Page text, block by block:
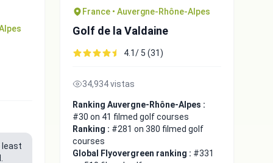
least
France • Auvergne-Rhône-Alpes
Golf de la Valdaine
4.1/ 5 (31)
34,934 vistas
Ranking Auvergne-Rhône-Alpes :
#30 on 41 filmed golf courses
Ranking : #281 on 380 filmed golf
courses
Global Flyovergreen ranking : #331